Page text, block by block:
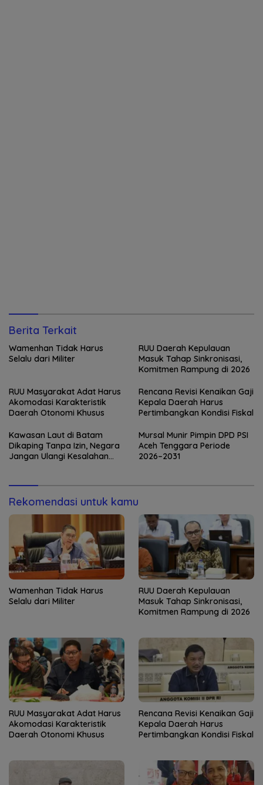
Berita Terkait
Wamenhan Tidak Harus
Selalu dari Militer
RUU Daerah Kepulauan
Masuk Tahap Sinkronisasi,
Komitmen Rampung di 2026
RUU Masyarakat Adat Harus
Akomodasi Karakteristik
Daerah Otonomi Khusus
Rencana Revisi Kenaikan Gaji
Kepala Daerah Harus
Pertimbangkan Kondisi Fiskal
Kawasan Laut di Batam
Dikaping Tanpa Izin, Negara
Jangan Ulangi Kesalahan
Mursal Munir Pimpin DPD PSI
Aceh Tenggara Periode
2026–2031
Rekomendasi untuk kamu
Wamenhan Tidak Harus
Selalu dari Militer
RUU Daerah Kepulauan
Masuk Tahap Sinkronisasi,
Komitmen Rampung di 2026
RUU Masyarakat Adat Harus
Akomodasi Karakteristik
Daerah Otonomi Khusus
Rencana Revisi Kenaikan Gaji
Kepala Daerah Harus
Pertimbangkan Kondisi Fiskal